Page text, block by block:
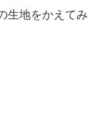
生地をかえてみ